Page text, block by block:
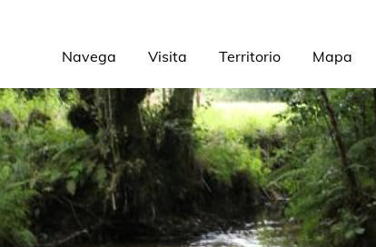
Navegación
principal
Navega Visita Territorio Mapa